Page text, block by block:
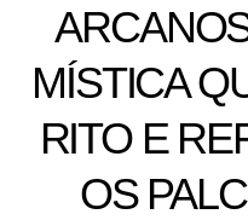
MÍSTICA
RITO E
OS